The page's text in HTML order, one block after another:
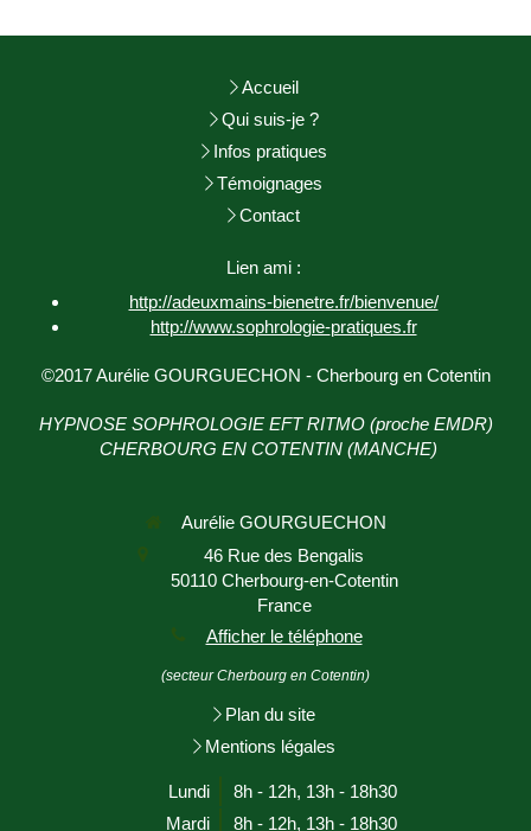
Accueil
Qui suis-je ?
Infos pratiques
Témoignages
Contact
Lien ami :
http://adeuxmains-bienetre.fr/bienvenue/
http://www.sophrologie-pratiques.fr
©2017 Aurélie GOURGUECHON - Cherbourg en Cotentin
HYPNOSE SOPHROLOGIE EFT RITMO (proche EMDR)
CHERBOURG EN COTENTIN (MANCHE)
Aurélie GOURGUECHON
46 Rue des Bengalis
50110 Cherbourg-en-Cotentin
France
Afficher le téléphone
(secteur Cherbourg en Cotentin)
Plan du site
Mentions légales
Lundi 8h - 12h, 13h - 18h30
Mardi
8h - 12h, 13h - 18h30